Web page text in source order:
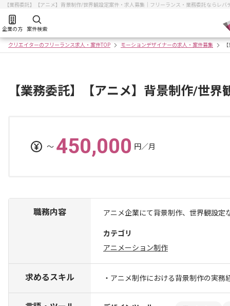
【業務委託】【アニメ】背景制作/世界観設定案件・求人募集｜フリーランス・業務委託ならレバ
企業の方 案件検索
クリエイターのフリーランス求人・案件TOP モーションデザイナーの求人・案件募集
【業務委託】【アニメ】背景制作/世界
〜 450,000 円／月
職務内容 アニメ企業にて背景制作、世界観設定
カテゴリ
アニメーション制作
求めるスキル ・アニメ制作における背景制作の実務